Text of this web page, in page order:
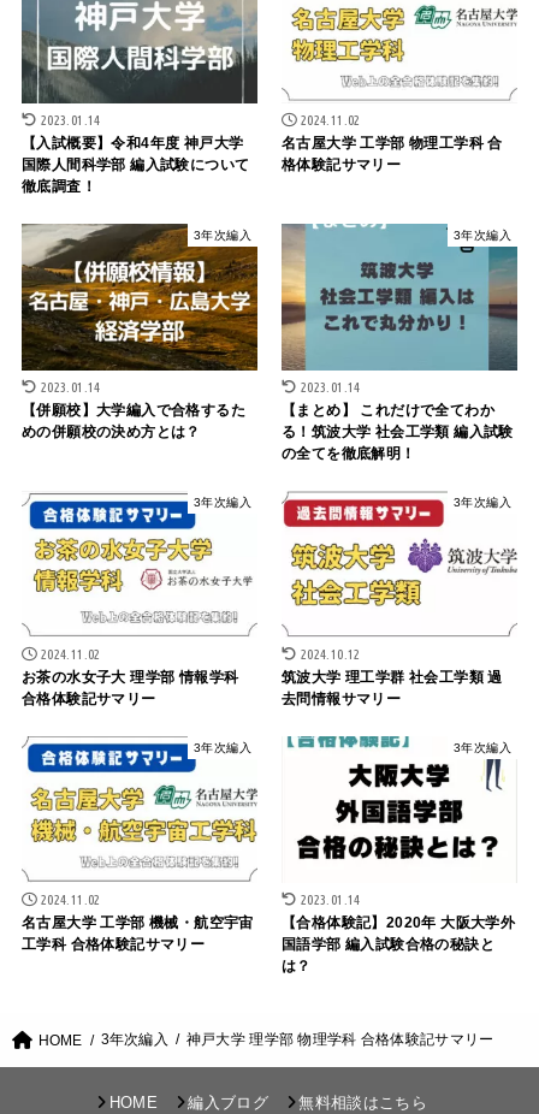
2023.01.14
【入試概要】令和4年度 神戸大学
国際人間科学部 編入試験について
徹底調査！
2024.11.02
名古屋大学 工学部 物理工学科 合
格体験記サマリー
3年次編入
2023.01.14
【併願校】大学編入で合格するた
めの併願校の決め方とは？
3年次編入
2023.01.14
【まとめ】 これだけで全てわか
る！筑波大学 社会工学類 編入試験
の全てを徹底解明！
3年次編入
2024.11.02
お茶の水女子大 理学部 情報学科
合格体験記サマリー
3年次編入
2024.10.12
筑波大学 理工学群 社会工学類 過
去問情報サマリー
3年次編入
2024.11.02
名古屋大学 工学部 機械・航空宇宙
工学科 合格体験記サマリー
3年次編入
2023.01.14
【合格体験記】2020年 大阪大学外
国語学部 編入試験合格の秘訣と
は？
HOME 3年次編入 神戸大学 理学部 物理学科 合格体験記サマリー
HOME 編入ブログ 無料相談はこちら